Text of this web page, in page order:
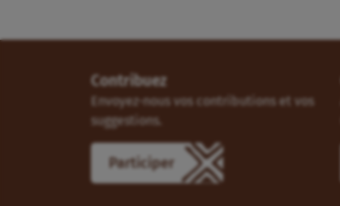
Contribuez
Envoyez-nous vos contributions et vos
suggestions.
Participer